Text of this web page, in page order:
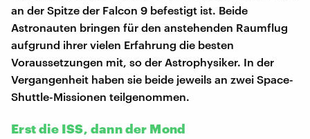
an der Spitze der Falcon 9 befestigt ist. Beide
Astronauten bringen für den anstehenden Raumflug
aufgrund ihrer vielen Erfahrung die besten
Voraussetzungen mit, so der Astrophysiker. In der
Vergangenheit haben sie beide jeweils an zwei Space-
Shuttle-Missionen teilgenommen.
Erst die ISS, dann der Mond